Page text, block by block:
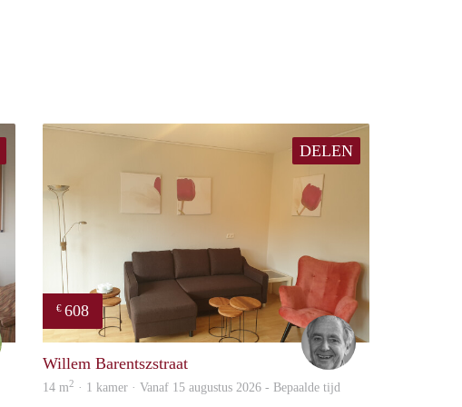
Leendert
DELEN
€ 608
Willem Barentszstraat
14 m2 · 1 kamer · Vanaf 15 augustus 2026 - Bepaalde tijd